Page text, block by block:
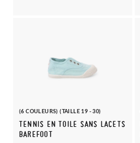
(6 COULEURS) (TAILLE 19 - 30)
TENNIS EN TOILE SANS LACETS
BAREFOOT